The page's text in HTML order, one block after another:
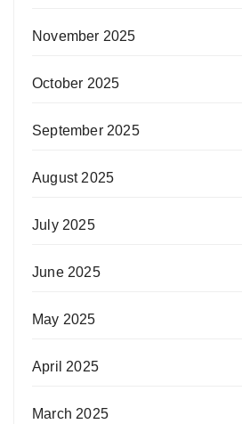
November 2025
October 2025
September 2025
August 2025
July 2025
June 2025
May 2025
April 2025
March 2025